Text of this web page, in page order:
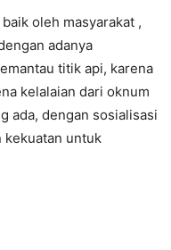
oleh masyarakat ,
adanya
titik api, karena
kelalaian dari oknum
ada, dengan sosialisasi
kekuatan untuk